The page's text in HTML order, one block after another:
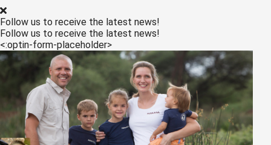
Follow us to receive the latest news!
Follow us to receive the latest news!
<:optin-form-placeholder>